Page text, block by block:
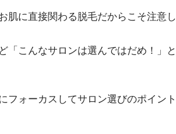
肌に直接関わる脱毛だからこそ注意し
「こんなサロンは選んではだめ！」と
フォーカスしてサロン選びのポイント